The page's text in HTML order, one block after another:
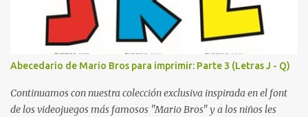
elegante, fácil de leer y listo para imprimir en alta calidad. Su
diseño busca combinar funcionalidad y estética, logrando que
cualquier institución educativa proyecte una imagen más
organizada y profesional. ¿Por qué son importantes los letreros
escolares? En una escuela conviven diariamente cientos de
personas. Para quienes visitan la institución por primera vez,
encontrar la biblioteca, la dirección o un aula específica puede
Abecedario de Mario Bros para imprimir: Parte 3 (Letras J - Q)
Continuamos con nuestra colección exclusiva inspirada en el font
de los videojuegos más famosos "Mario Bros" y a los niños les